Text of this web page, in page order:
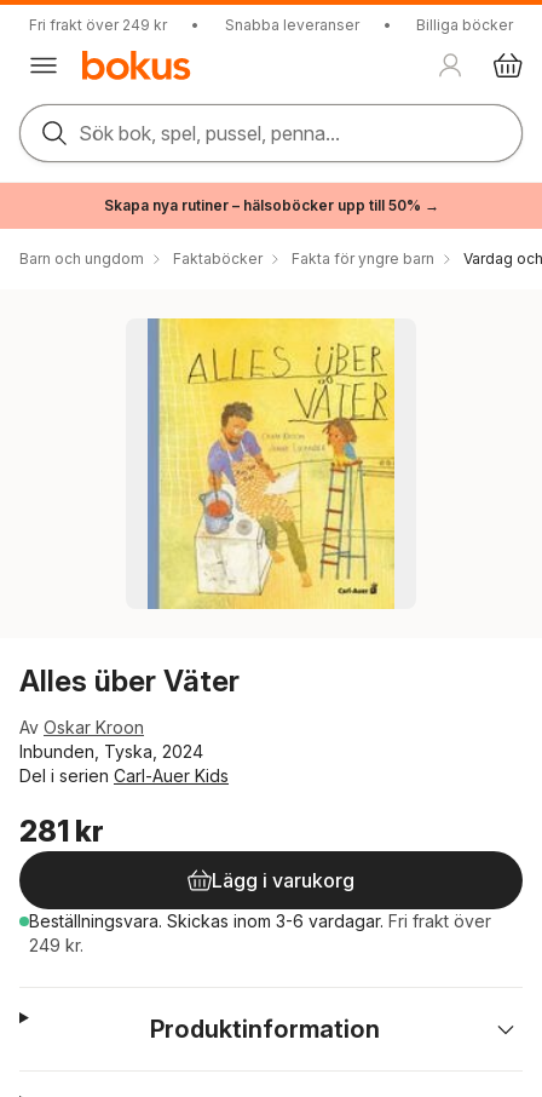
Fri frakt över 249 kr • Snabba leveranser • Billiga böcker
Sök bok, spel, pussel, penna...
Skapa nya rutiner – hälsoböcker upp till 50% →
Barn och ungdom Faktaböcker Fakta för yngre barn Vardag
Alles über Väter
Av Oskar Kroon
Inbunden, Tyska, 2024
Del i serien Carl-Auer Kids
281 kr
Lägg i varukorg
Beställningsvara. Skickas inom 3-6 vardagar. Fri frakt över
249 kr.
Produktinformation